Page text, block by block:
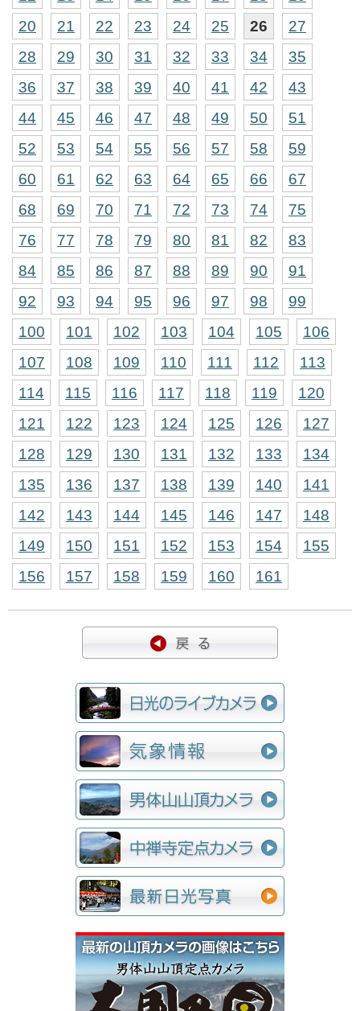
20
21 22 23 24 25 26
27
28
29 30 31 32 33 34
35
36
37 38 39 40 41 42
43
44
45 46 47 48 49 50
51
52
53 54 55 56 57 58
59
60
61 62 63 64 65 66
67
68
69 70 71 72 73 74
75
76
77 78 79 80 81 82
83
84
85 86 87 88 89 90
91
92
93 94 95 96 97 98
99
100
101 102 103 104 105
106
107
108 109 110 111 112
113
114
115 116 117 118 119
120
121
122 123 124 125 126
127
128
129 130 131 132 133
134
135
136 137 138 139 140
141
142
143 144 145 146 147
148
149
150 151 152 153 154
155
156
157 158 159 160 161